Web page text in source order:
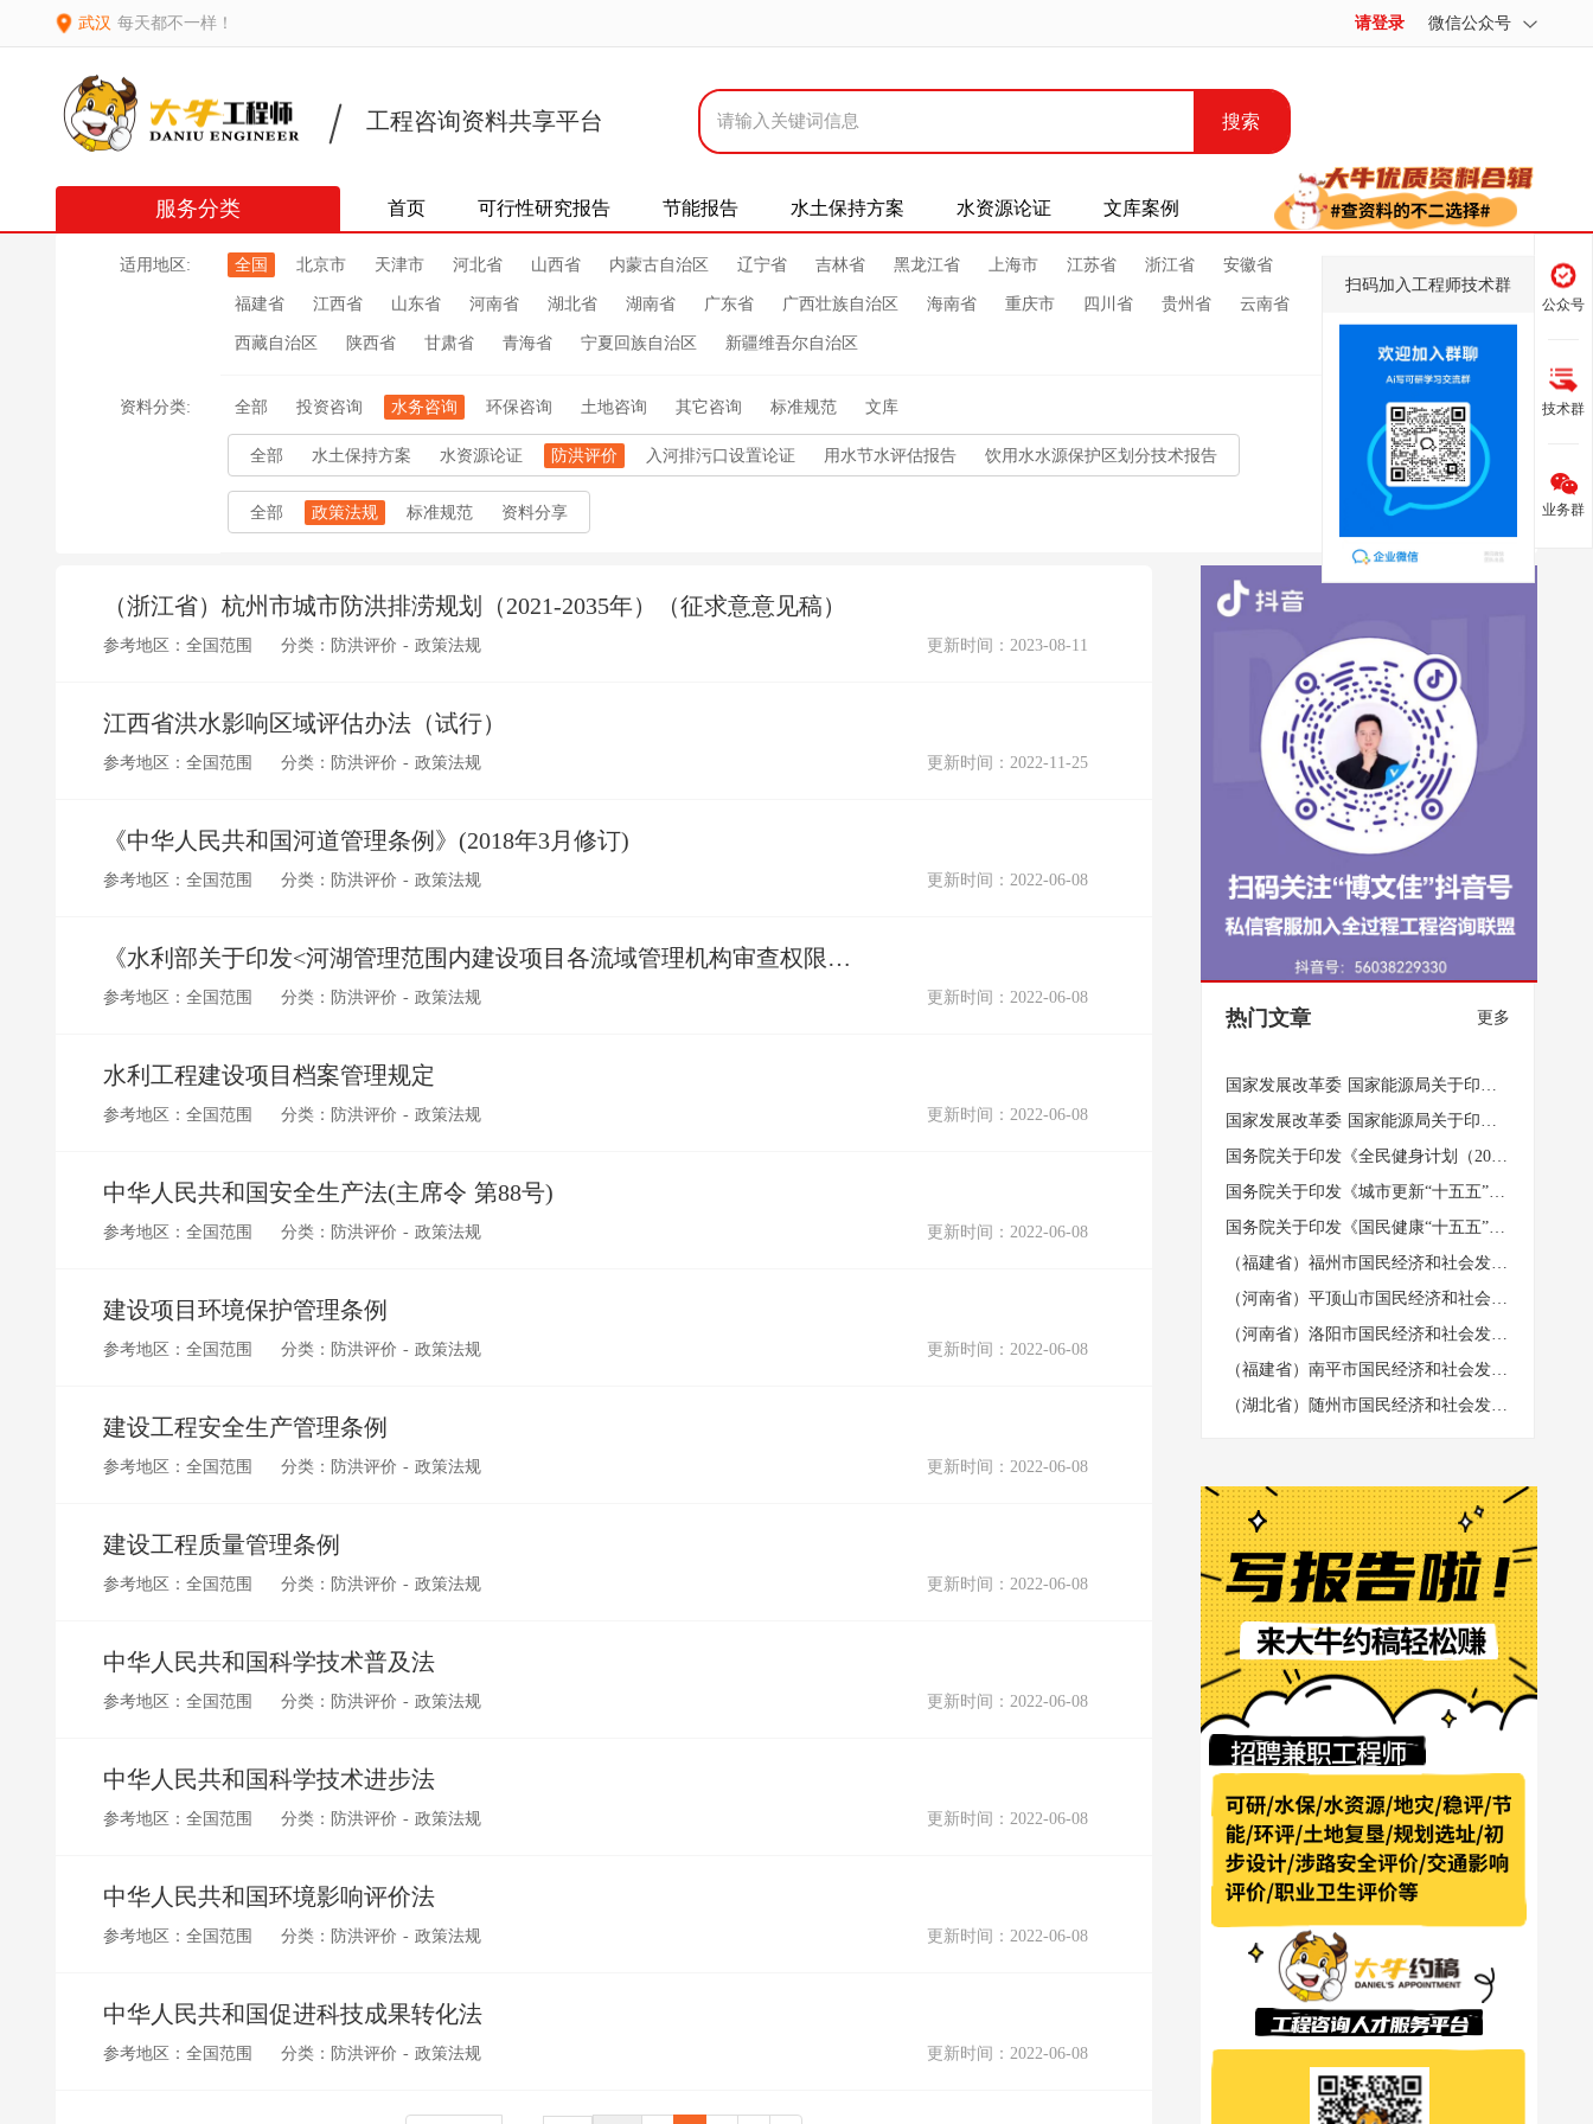
武汉 每天都不一样！ 请登录 微信公众号
工程咨询资料共享平台 搜索
服务分类 首页 可行性研究报告 节能报告 水土保持方案 水资源论证 文库案例
适用地区: 全国 北京市 天津市 河北省 山西省 内蒙古自治区 辽宁省 吉林省 黑龙江省 上海市 江苏省 浙江省 安徽省
福建省 江西省 山东省 河南省 湖北省 湖南省 广东省 广西壮族自治区 海南省 重庆市 四川省 贵州省 云南省
西藏自治区 陕西省 甘肃省 青海省 宁夏回族自治区 新疆维吾尔自治区
资料分类: 全部 投资咨询 水务咨询 环保咨询 土地咨询 其它咨询 标准规范 文库
全部 水土保持方案 水资源论证 防洪评价 入河排污口设置论证 用水节水评估报告 饮用水水源保护区划分技术报告
全部 政策法规 标准规范 资料分享
（浙江省）杭州市城市防洪排涝规划（2021-2035年）（征求意意见稿）
参考地区：全国范围 分类：防洪评价 - 政策法规 更新时间：2023-08-11
江西省洪水影响区域评估办法（试行）
参考地区：全国范围 分类：防洪评价 - 政策法规 更新时间：2022-11-25
《中华人民共和国河道管理条例》(2018年3月修订)
参考地区：全国范围 分类：防洪评价 - 政策法规 更新时间：2022-06-08
《水利部关于印发<河湖管理范围内建设项目各流域管理机构审查权限>的通知》（ 水河湖〔2021〕237号）
参考地区：全国范围 分类：防洪评价 - 政策法规 更新时间：2022-06-08
水利工程建设项目档案管理规定
参考地区：全国范围 分类：防洪评价 - 政策法规 更新时间：2022-06-08
中华人民共和国安全生产法(主席令 第88号)
参考地区：全国范围 分类：防洪评价 - 政策法规 更新时间：2022-06-08
建设项目环境保护管理条例
参考地区：全国范围 分类：防洪评价 - 政策法规 更新时间：2022-06-08
建设工程安全生产管理条例
参考地区：全国范围 分类：防洪评价 - 政策法规 更新时间：2022-06-08
建设工程质量管理条例
参考地区：全国范围 分类：防洪评价 - 政策法规 更新时间：2022-06-08
中华人民共和国科学技术普及法
参考地区：全国范围 分类：防洪评价 - 政策法规 更新时间：2022-06-08
中华人民共和国科学技术进步法
参考地区：全国范围 分类：防洪评价 - 政策法规 更新时间：2022-06-08
中华人民共和国环境影响评价法
参考地区：全国范围 分类：防洪评价 - 政策法规 更新时间：2022-06-08
中华人民共和国促进科技成果转化法
参考地区：全国范围 分类：防洪评价 - 政策法规 更新时间：2022-06-08
热门文章 更多
公众号
技术群
扫码加入工程师技术群
业务群